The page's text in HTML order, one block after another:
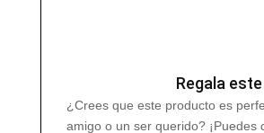
Regala
¿Crees que este producto es
amigo o un ser querido? ¡Puedes